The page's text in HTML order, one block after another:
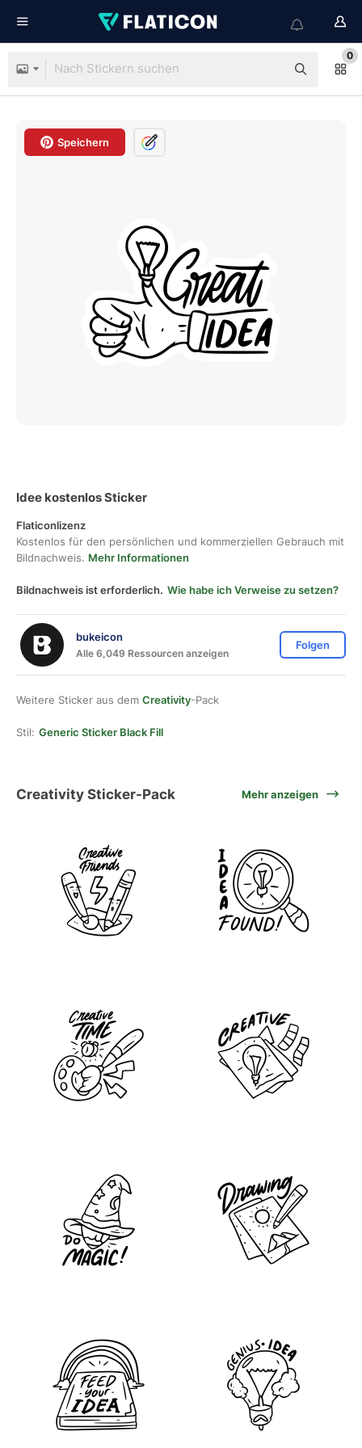
0
Speichern
Idee kostenlos Sticker
Flaticonlizenz
Kostenlos für den persönlichen und kommerziellen Gebrauch mit
Bildnachweis. Mehr Informationen
Bildnachweis ist erforderlich. Wie habe ich Verweise zu setzen?
bukeicon
Alle 6,049 Ressourcen anzeigen
Folgen
Weitere Sticker aus dem Creativity-Pack
Stil: Generic Sticker Black Fill
Creativity Sticker-Pack Mehr anzeigen